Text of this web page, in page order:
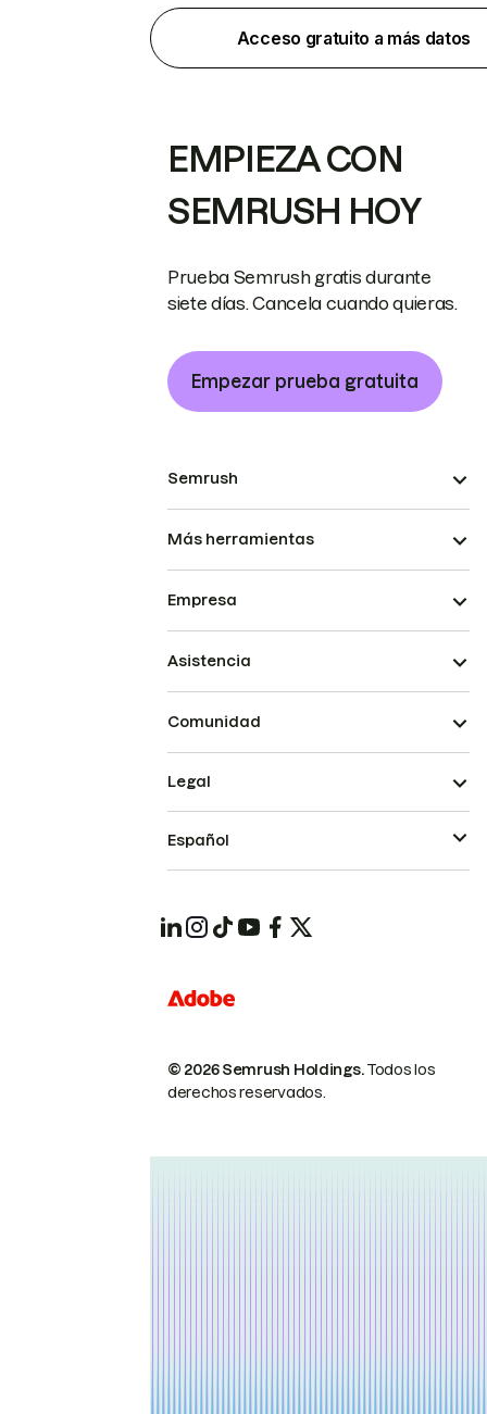
Acceso gratuito a más datos
EMPIEZA CON
SEMRUSH HOY
Prueba Semrush gratis durante
siete días. Cancela cuando quieras.
Empezar prueba gratuita
Semrush
Más herramientas
Empresa
Asistencia
Comunidad
© 2026 Semrush Holdings.Todos los
derechos reservados.
Legal
Español